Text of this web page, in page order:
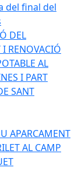
del final del
DEL
I RENOVACIÓ
AL
I PART
SANT
APARCAMENT
AL CAMP